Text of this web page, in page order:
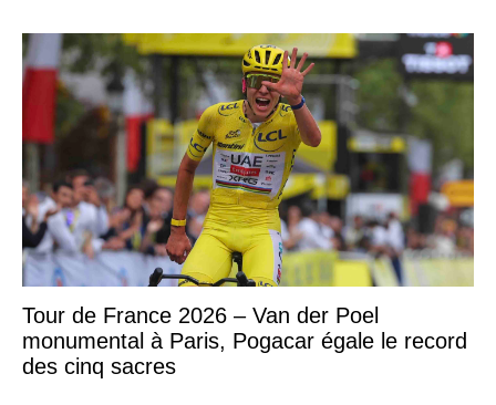
Tour de France 2026 – Van der Poel
monumental à Paris, Pogacar égale le record
des cinq sacres